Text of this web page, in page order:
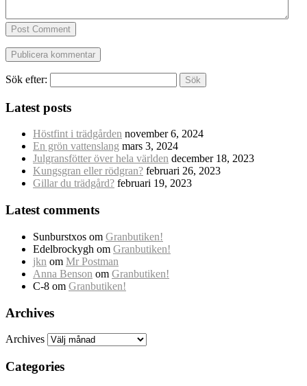
Post Comment
Sök efter:
Latest posts
Höstfint i trädgården november 6, 2024
En grön vattenslang mars 3, 2024
Julgransfötter över hela världen december 18, 2023
Kungsgran eller rödgran? februari 26, 2023
Gillar du trädgård? februari 19, 2023
Latest comments
Sunburstxos om Granbutiken!
Edelbrockygh om Granbutiken!
jkn om Mr Postman
Anna Benson om Granbutiken!
C-8 om Granbutiken!
Archives
Archives
Categories